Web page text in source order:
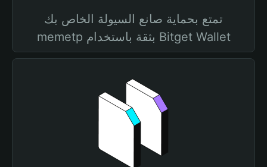
تمتع بحماية صانع السيولة الخاص بك
memetp بثقة باستخدام Bitget Wallet